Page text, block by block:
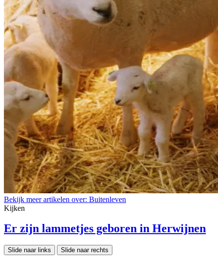
Bekijk meer artikelen over: Buitenleven
Kijken
Er zijn lammetjes geboren in Herwijnen
Slide naar links Slide naar rechts